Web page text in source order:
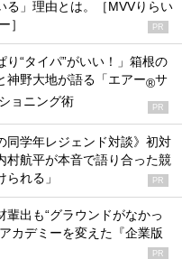
る」理由とは。［MVVりらい
］
PR
り“タイパ”がいい！」箱根の
神野大地が語る「エアー®サ
ョニング術 PR
同学年レジェンド対談》初対
村航平が本音で語り合った競
れる」
PR
輩出も“グラウンドがなかっ
カデミーを変えた『企業版
PR